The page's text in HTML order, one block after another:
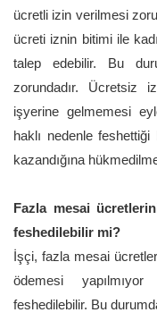
ücretli izin verilmesi
ücreti iznin bitimi ile
talep edebilir. Bu
zorundadır. Ücretsiz
işyerine gelmemesi
haklı nedenle
kazandığına
Fazla mesai
feshedilebilir mi?
İşçi, fazla mesai
ödemesi
feshedilebilir. Bu